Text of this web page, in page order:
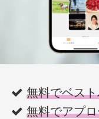
無料でベス
無料でアプ